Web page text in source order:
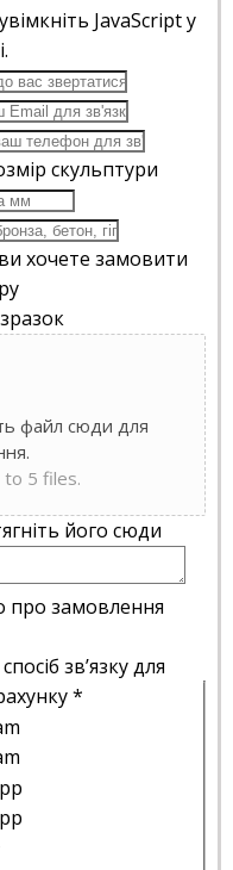
JavaScript у
скульптури
хочете замовити
файл сюди для
to 5 files.
його сюди
про замовлення
зв’язку для
*